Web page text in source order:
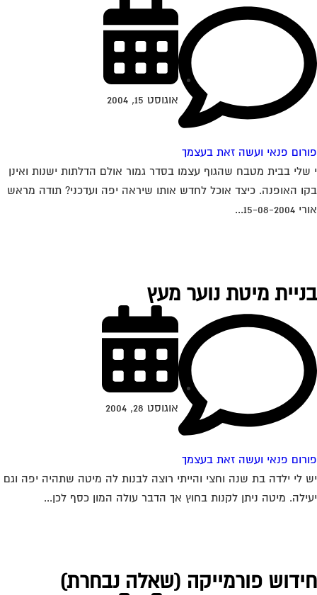
פנאי ועשה זאת בעצמך
אוגוסט 15, 2004
בבית מטבח שהגוף עצמו בסדר גמור אולם הדלתות ישנות ואינן
האופנה. כיצד אוכל לחדש אותו שיראה יפה ועדכני? תודה מראש
08-2004...
מיטת נוער מעץ
פנאי ועשה זאת בעצמך
אוגוסט 28, 2004
לי ילדה בת שנה וחצי והייתי רוצה לבנות לה מיטה שתהיה יפה וגם
מיטה ניתן לקנות בחוץ אך הדבר עולה המון כסף לכן...
פורמייקה (שאלה נבחרת)